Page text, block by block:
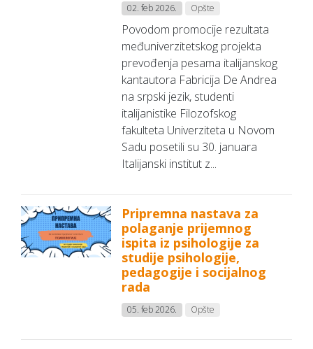
02. feb 2026. Opšte
Povodom promocije rezultata
međuniverzitetskog projekta
prevođenja pesama italijanskog
kantautora Fabricija De Andrea
na srpski jezik, studenti
italijanistike Filozofskog
fakulteta Univerziteta u Novom
Sadu posetili su 30. januara
Italijanski institut z...
Pripremna nastava za
polaganje prijemnog
ispita iz psihologije za
studije psihologije,
pedagogije i socijalnog
rada
05. feb 2026. Opšte